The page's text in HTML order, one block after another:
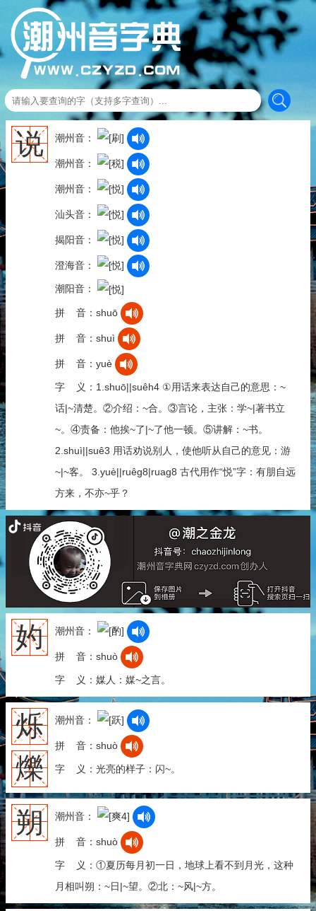
说 潮州音：
潮州音：
潮州音：
汕头音：
揭阳音：
澄海音：
潮阳音：
拼 音：shuō
拼 音：shuì
拼 音：yuè
字 义：1.shuō||suêh4 ①用话来表达自己的意思：~
话|~清楚。②介绍：~合。③言论，主张：学~|著书立
~。④责备：他挨~了|~了他一顿。⑤讲解：~书。
2.shuì||suê3 用话劝说别人，使他听从自己的意见：游
~|~客。 3.yuè||ruêg8|ruag8 古代用作“悦”字：有朋自远
方来，不亦~乎？
妁 潮州音：
拼 音：shuò
字 义：媒人：媒~之言。
烁
爍
潮州音：
拼 音：shuò
字 义：光亮的样子：闪~。
朔 潮州音：
拼 音：shuò
字 义：①夏历每月初一日，地球上看不到月光，这种
月相叫朔：~日|~望。②北：~风|~方。